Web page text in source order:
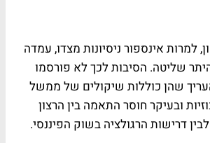
למרות אינספור ניסיונות מצדו, עמדה
שליטה. הסיבות לכך לא פורסמו
שהן כוללות שיקולים של ממשל
ובעיקר חוסר התאמה בין הרצון
דרישות הרגולציה בשוק הפיננסי.